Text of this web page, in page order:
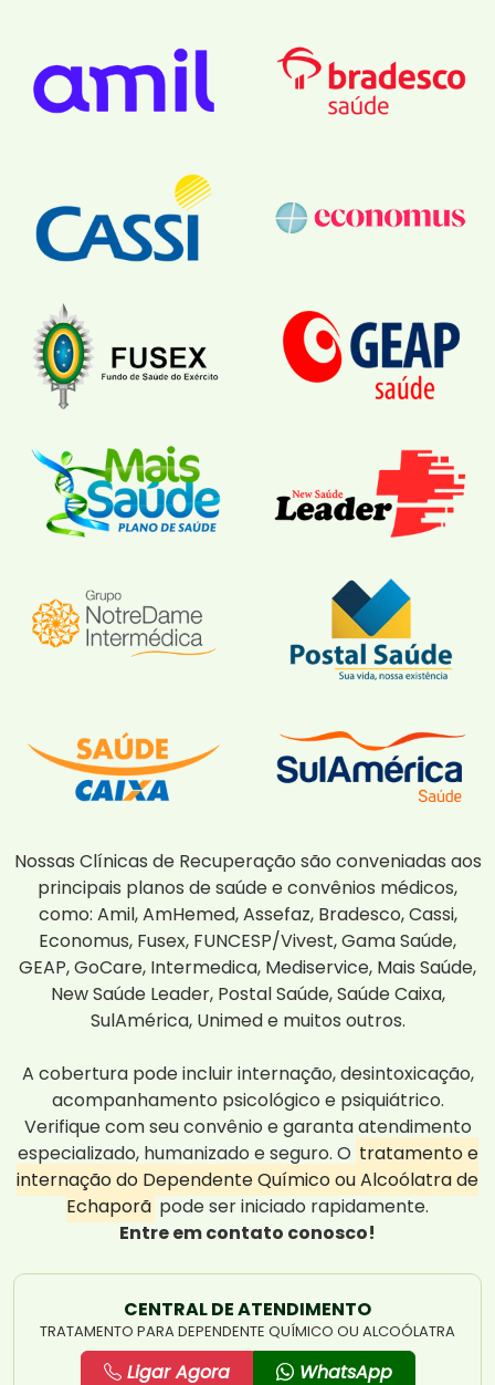
Nossas Clínicas de Recuperação são conveniadas aos
principais planos de saúde e convênios médicos,
como: Amil, AmHemed, Assefaz, Bradesco, Cassi,
Economus, Fusex, FUNCESP/Vivest, Gama Saúde,
GEAP, GoCare, Intermedica, Mediservice, Mais Saúde,
New Saúde Leader, Postal Saúde, Saúde Caixa,
SulAmérica, Unimed e muitos outros.
A cobertura pode incluir internação, desintoxicação,
acompanhamento psicológico e psiquiátrico.
Verifique com seu convênio e garanta atendimento
especializado, humanizado e seguro. O tratamento e
internação do Dependente Químico ou Alcoólatra de
Echaporã pode ser iniciado rapidamente.
Entre em contato conosco!
CENTRAL DE ATENDIMENTO
TRATAMENTO PARA DEPENDENTE QUÍMICO OU ALCOÓLATRA
Ligar Agora WhatsApp